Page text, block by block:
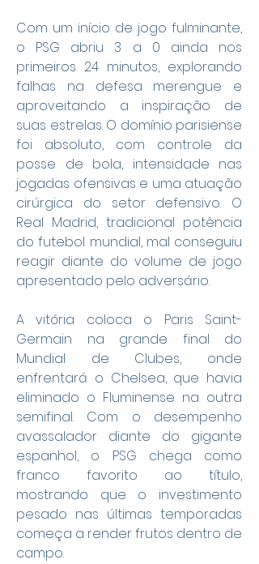
Com um início de jogo fulminante,
o PSG abriu 3 a 0 ainda nos
primeiros 24 minutos, explorando
falhas na defesa merengue e
aproveitando a inspiração de
suas estrelas. O domínio parisiense
foi absoluto, com controle da
posse de bola, intensidade nas
jogadas ofensivas e uma atuação
cirúrgica do setor defensivo. O
Real Madrid, tradicional potência
do futebol mundial, mal conseguiu
reagir diante do volume de jogo
apresentado pelo adversário.
A vitória coloca o Paris Saint-
Germain na grande final do
Mundial de Clubes, onde
enfrentará o Chelsea, que havia
eliminado o Fluminense na outra
semifinal. Com o desempenho
avassalador diante do gigante
espanhol, o PSG chega como
franco favorito ao título,
mostrando que o investimento
pesado nas últimas temporadas
começa a render frutos dentro de
campo.